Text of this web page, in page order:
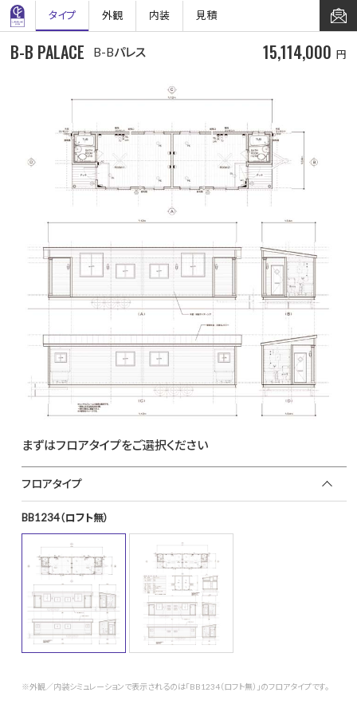
タイプ 外観 内装 見積
B-B PALACE B-Bパレス 15,114,000 円
まずはフロアタイプをご選択ください
フロアタイプ
BB1234（ロフト無）
※外観／内装シミュレーションで表示されるのは「BB1234（ロフト無）」のフロアタイプです。